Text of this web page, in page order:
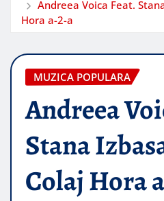
Andreea Voica Feat.
Hora a-2-a
MUZICA POPULARA
Andreea
Stana
Colaj Hora